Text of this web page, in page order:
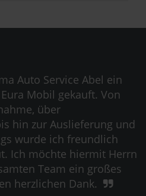
Auto Service Abel ein
Mobil gekauft. Von
über
hin zur Auslieferung und
wurde ich freundlich
Ich möchte hiermit Herrn
Team ein großes
herzlichen Dank.